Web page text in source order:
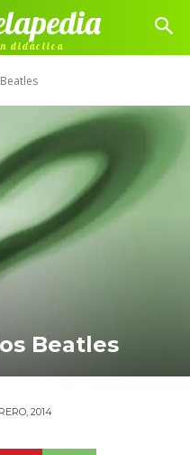
didáctica
Beatles
2014